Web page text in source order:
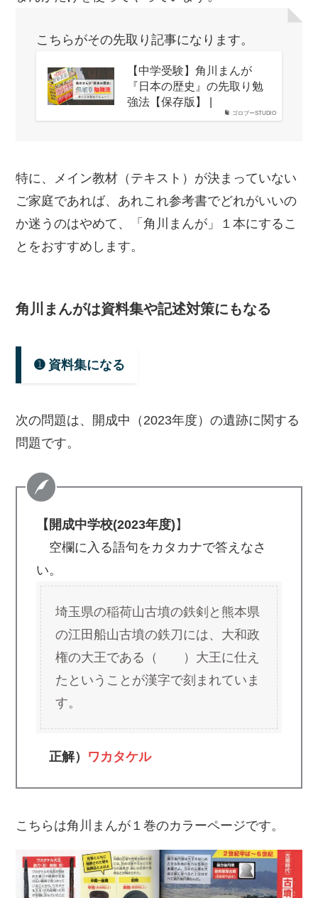
こちらがその先取り記事になります。
ゴロブーSTUDIO
【中学受験】角川まんが
『日本の歴史』の先取り勉
強法【保存版】 |
特に、メイン教材（テキスト）が決まっていない
ご家庭であれば、あれこれ参考書でどれがいいの
か迷うのはやめて、「角川まんが」１本にするこ
とをおすすめします。
角川まんがは資料集や記述対策にもなる
➊ 資料集になる
次の問題は、開成中（2023年度）の遺跡に関する
問題です。
【開成中学校(2023年度) 】
空欄に入る語句をカタカナで答えなさ
い。
埼玉県の稲荷山古墳の鉄剣と熊本県
の江田船山古墳の鉄刀には、大和政
権の大王である（ ）大王に仕え
たということが漢字で刻まれていま
す。
正解） ワカタケル
こちらは角川まんが１巻のカラーページです。